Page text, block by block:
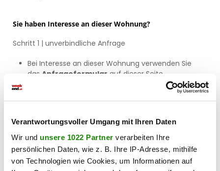
Verantwortungsvoller Umgang mit Ihren Daten
Wir und unsere 1022 Partner verarbeiten Ihre
persönlichen Daten, wie z. B. Ihre IP-Adresse, mithilfe
von Technologien wie Cookies, um Informationen auf
Sie haben Interesse an dieser Wohnung?
Schritt 1 | unverbindliche Anfrage
Bei Interesse an dieser Wohnung verwenden Sie
das Anfrageformular auf dieser Seite
Anderweitige Anfragen (telefonisch, persönlich oder
via E-Mail) sind nicht möglich und werden bei der
Schritt 2 | Besichtigung